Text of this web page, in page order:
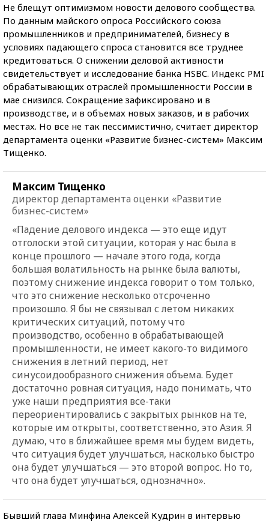
Не блещут оптимизмом новости делового сообщества.
По данным майского опроса Pоссийского союза
промышленников и предпринимателей, бизнесу в
условиях падающего спроса становится все труднее
кредитоваться. О снижении деловой активности
свидетельствует и исследование банка HSBC. Индекс PMI
обрабатывающих отраслей промышленности России в
мае снизился. Сокращение зафиксировано и в
производстве, и в объемах новых заказов, и в рабочих
местах. Но все не так пессимистично, считает директор
департамента оценки «Развитие бизнес-систем» Максим
Тищенко.
Максим Тищенко
директор департамента оценки «Развитие
бизнес-систем»
«Падение делового индекса — это еще идут
отголоски этой ситуации, которая у нас была в
конце прошлого — начале этого года, когда
большая волатильность на рынке была валюты,
поэтому снижение индекса говорит о том только,
что это снижение несколько отсроченно
произошло. Я бы не связывал с летом никаких
критических ситуаций, потому что
производство, особенно в обрабатывающей
промышленности, не имеет какого-то видимого
снижения в летний период, нет
синусоидообразного снижения объема. Будет
достаточно ровная ситуация, надо понимать, что
уже наши предприятия все-таки
переориентировались с закрытых рынков на те,
которые им открыты, соответственно, это Азия. Я
думаю, что в ближайшее время мы будем видеть,
что ситуация будет улучшаться, насколько быстро
она будет улучшаться — это второй вопрос. Но то,
что она будет улучшаться, однозначно».
Бывший глава Минфина Алексей Кудрин в интервью